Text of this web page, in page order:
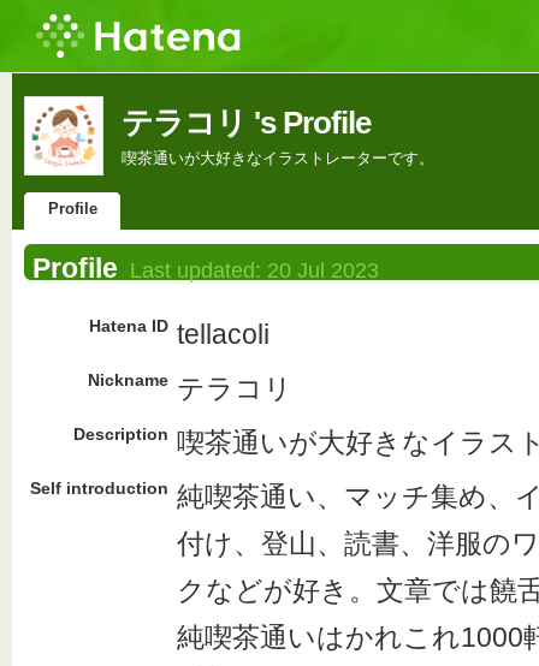
テラコリ 's Profile
喫茶通いが大好きなイラストレーターです。
Profile
Profile Last updated: 20 Jul 2023
Hatena ID tellacoli
Nickname テラコリ
Description 喫茶通いが大好きなイラス
Self introduction 純喫茶通い、マッチ集め、
付け、登山、読書、洋服の
クなどが好き。文章では饒
純喫茶通いはかれこれ1000